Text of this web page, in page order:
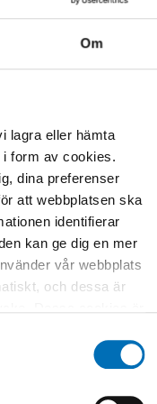
Om
lagra eller hämta
form av cookies.
dina preferenser
att webbplatsen ska
identifierar
kan ge dig en mer
vår webbplats
och dessa är
och du kan
preferens,
du vill acceptera.